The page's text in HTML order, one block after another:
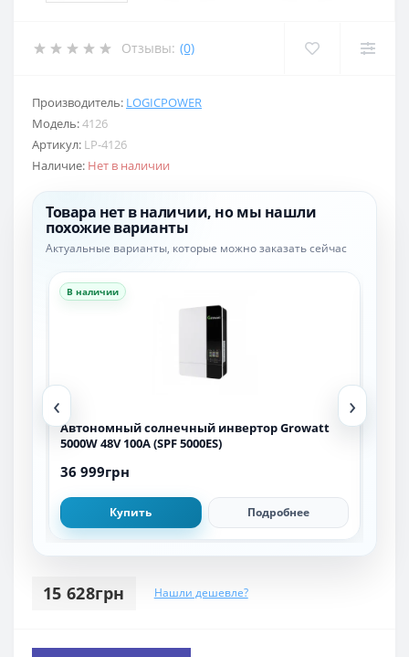
Отзывы: (0)
Производитель: LOGICPOWER
Модель:4126
Артикул: LP-4126
Наличие: Нет в наличии
Товара нет в наличии, но мы нашли
похожие варианты
Актуальные варианты, которые можно заказать сейчас
‹
В наличии
Автономный солнечный инвертор Growatt
5000W 48V 100A (SPF 5000ES)
36 999грн
Купить Подробнее
›
15 628грн Нашли дешевле?